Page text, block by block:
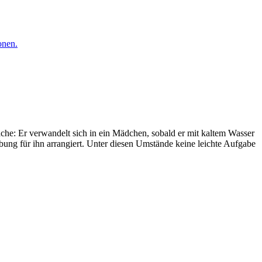
Er verwandelt sich in ein Mädchen, sobald er mit kaltem Wasser
für ihn arrangiert. Unter diesen Umstände keine leichte Aufgabe